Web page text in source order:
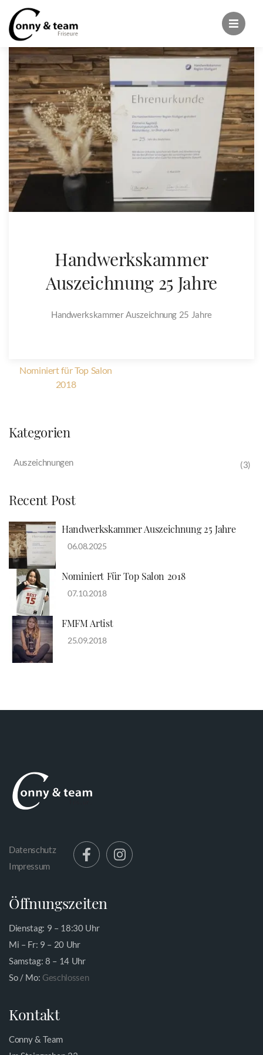
Handwerkskammer
Auszeichnung 25 Jahre
Handwerkskammer Auszeichnung 25 Jahre
Nominiert für Top Salon
2018
Kategorien
Auszeichnungen (3)
Recent Post
Handwerkskammer Auszeichnung 25 Jahre
06.08.2025
Nominiert Für Top Salon 2018
07.10.2018
FMFM Artist
25.09.2018
Datenschutz
Impressum
Öffnungszeiten
Dienstag: 9 – 18:30 Uhr
Mi – Fr: 9 – 20 Uhr
Samstag: 8 – 14 Uhr
So / Mo: Geschlossen
Kontakt
Conny & Team